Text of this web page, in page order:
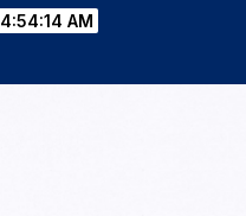
4:54:14 AM